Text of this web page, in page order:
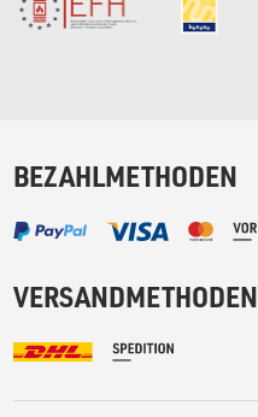
BEZAHLMETHODEN
VERSANDMETHODEN